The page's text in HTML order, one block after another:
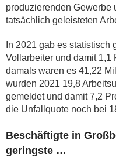
produzierenden Gewerbe
tatsächlich geleisteten
In 2021 gab es
Vollarbeiter und damit 1,1
damals waren es 41,22
wurden 2021 19,8
gemeldet und damit 7,2
die Unfallquote noch bei
Beschäftigte in
geringste …